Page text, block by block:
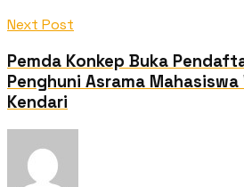
Next Post
Pemda Konkep Buka
Penghuni Asrama
Kendari